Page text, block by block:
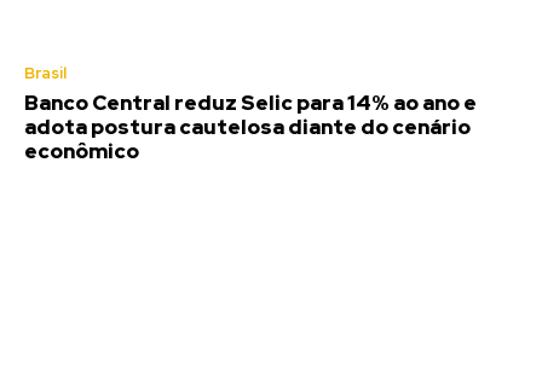
Brasil
Banco Central reduz Selic para 14% ao ano e
adota postura cautelosa diante do cenário
econômico